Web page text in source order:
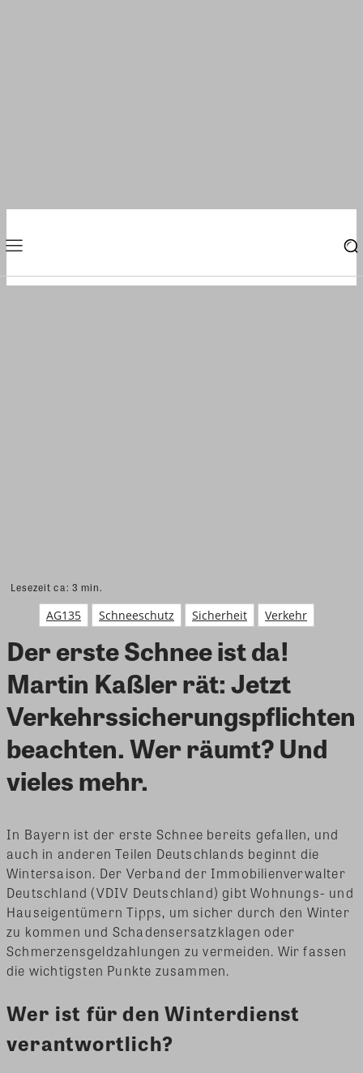
Lesezeit ca: 3 min.
AG135 Schneeschutz Sicherheit Verkehr
Der erste Schnee ist da!
Martin Kaßler rät: Jetzt
Verkehrssicherungspflichten
beachten. Wer räumt? Und
vieles mehr.
In Bayern ist der erste Schnee bereits gefallen, und
auch in anderen Teilen Deutschlands beginnt die
Wintersaison. Der Verband der Immobilienverwalter
Deutschland (VDIV Deutschland) gibt Wohnungs- und
Hauseigentümern Tipps, um sicher durch den Winter
zu kommen und Schadensersatzklagen oder
Schmerzensgeldzahlungen zu vermeiden. Wir fassen
die wichtigsten Punkte zusammen.
Wer ist für den Winterdienst
verantwortlich?